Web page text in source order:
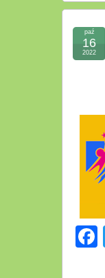
paź
16
2022